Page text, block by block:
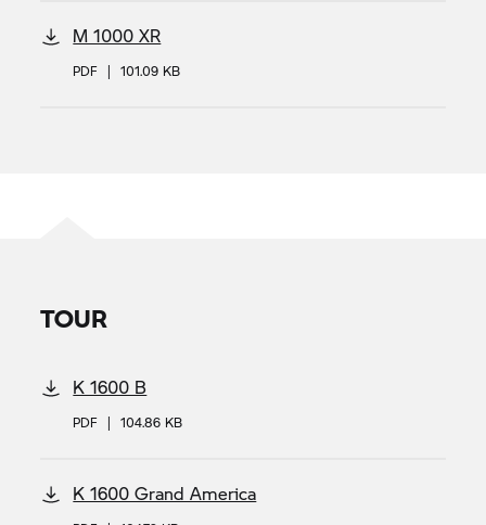
M 1000 XR
PDF | 101.09 KB
TOUR
K 1600 B
PDF | 104.86 KB
K 1600 Grand America